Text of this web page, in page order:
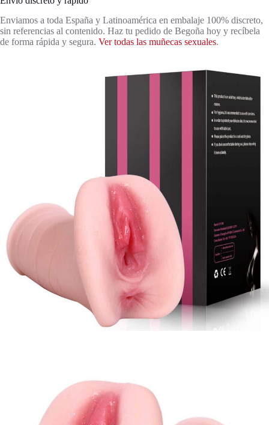
Enviamos a toda España y Latinoamérica en embalaje 100% discreto,
sin referencias al contenido. Haz tu pedido de Begoña hoy y recíbela
de forma rápida y segura. Ver todas las muñecas sexuales.